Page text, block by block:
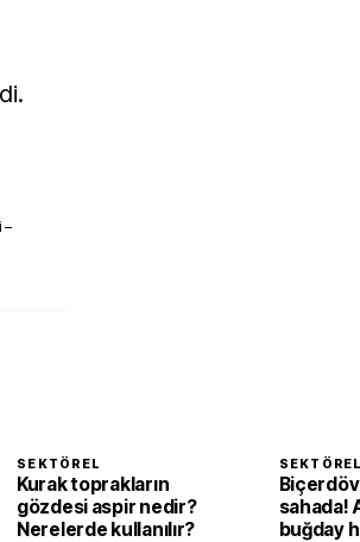
–
SEKTÖREL
Kurak toprakların
gözdesi aspir nedir?
Nerelerde kullanılır?
SEKTÖREL
sahada!
buğday